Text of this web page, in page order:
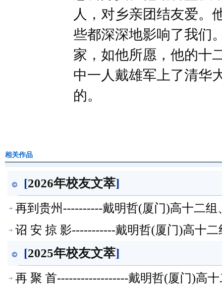
人，对乡亲团结友爱。
些都深深地影响了我们
家，如他所愿，他的十
中一人戴雄军上了清华
的。
相关作品
[2026年校友文萃]
再到贵州----------戴明哲(厦门)高十二
诏 安 掠 影-----------戴明哲(厦门)高十
[2025年校友文萃]
再 聚 首------------------戴明哲(厦门)高